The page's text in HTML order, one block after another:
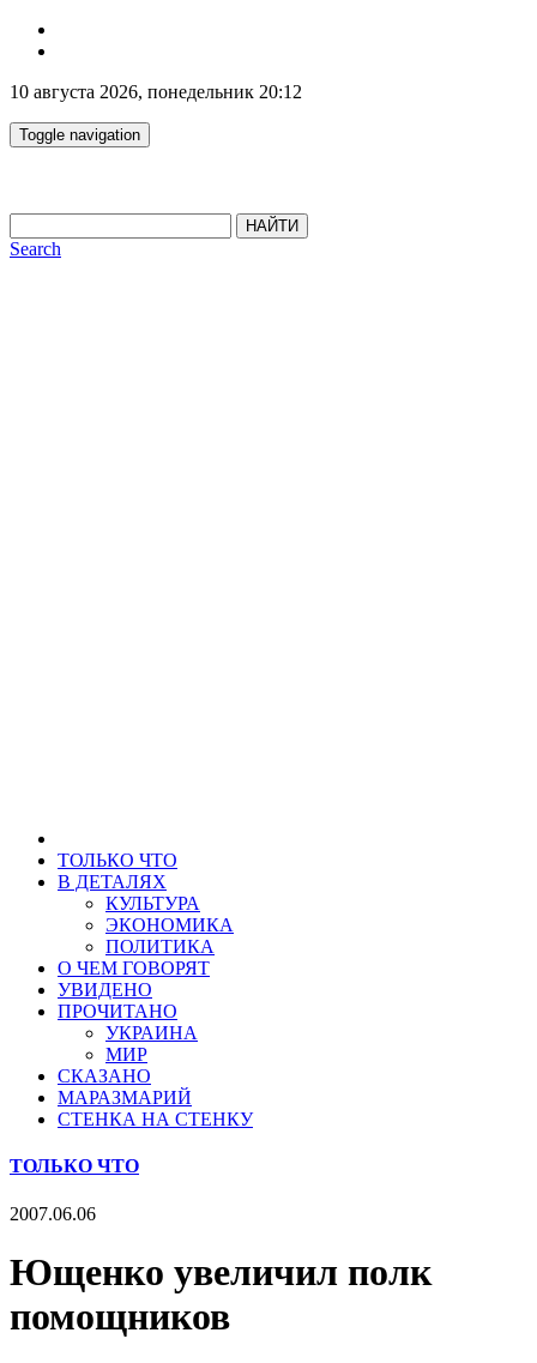
10 августа 2026, понедельник 20:12
Toggle navigation
НАЙТИ
Search
ТОЛЬКО ЧТО
В ДЕТАЛЯХ
КУЛЬТУРА
ЭКОНОМИКА
ПОЛИТИКА
О ЧЕМ ГОВОРЯТ
УВИДЕНО
ПРОЧИТАНО
УКРАИНА
МИР
СКАЗАНО
МАРАЗМАРИЙ
СТЕНКА НА СТЕНКУ
ТОЛЬКО ЧТО
2007.06.06
Ющенко увеличил полк
помощников